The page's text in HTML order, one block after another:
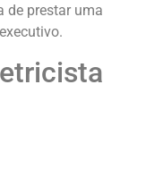
de prestar uma